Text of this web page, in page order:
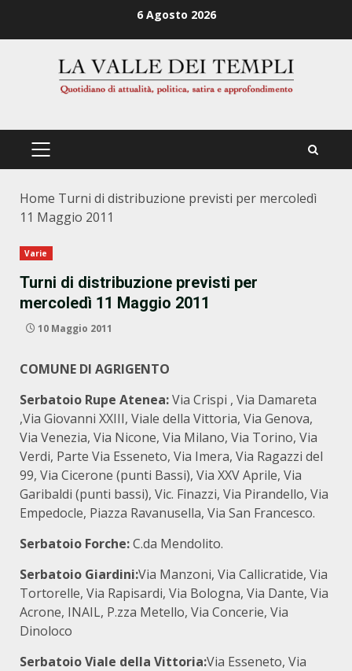
6 Agosto 2026
PRIMÄRES
Home Turni di distribuzione previsti per mercoledì
11 Maggio 2011
Varie
Turni di distribuzione previsti per
mercoledì 11 Maggio 2011
10 Maggio 2011
COMUNE DI AGRIGENTO
Serbatoio Rupe Atenea:Via Crispi , Via Damareta
,Via Giovanni XXIII, Viale della Vittoria, Via Genova,
Via Venezia, Via Nicone, Via Milano, Via Torino, Via
Verdi, Parte Via Esseneto, Via Imera, Via Ragazzi del
99, Via Cicerone (punti Bassi), Via XXV Aprile, Via
Garibaldi (punti bassi), Vic. Finazzi, Via Pirandello, Via
Empedocle, Piazza Ravanusella, Via San Francesco.
Serbatoio Forche:C.da Mendolito.
Serbatoio Giardini:Via Manzoni, Via Callicratide, Via
Tortorelle, Via Rapisardi, Via Bologna, Via Dante, Via
Acrone, INAIL, P.zza Metello, Via Concerie, Via
Dinoloco
Serbatoio Viale della Vittoria:Via Esseneto, Via